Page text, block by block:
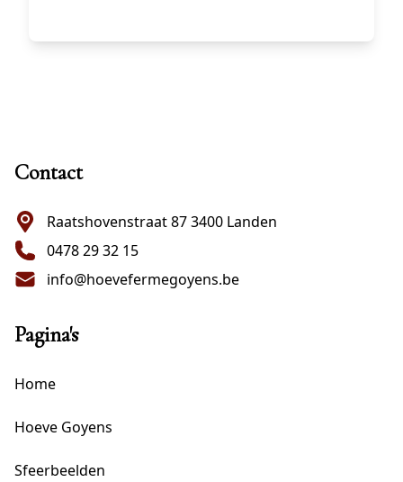
Contact
Raatshovenstraat 87 3400 Landen
0478 29 32 15
info@hoevefermegoyens.be
Pagina's
Home
Hoeve Goyens
Sfeerbeelden